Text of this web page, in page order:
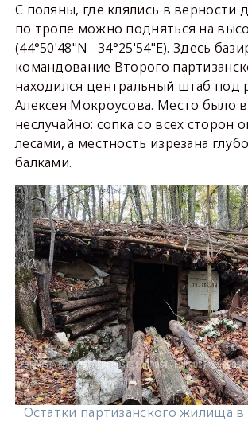
С поляны, где клялись в верности
по тропе можно подняться на
(44°50'48"N 34°25'54"E). Здесь
командование Второго
находился центральный штаб под
Алексея Мокроусова. Место было
неслучайно: сопка со всех сторон
лесами, а местность изрезана
балками.
Остатки партизанского жилища в